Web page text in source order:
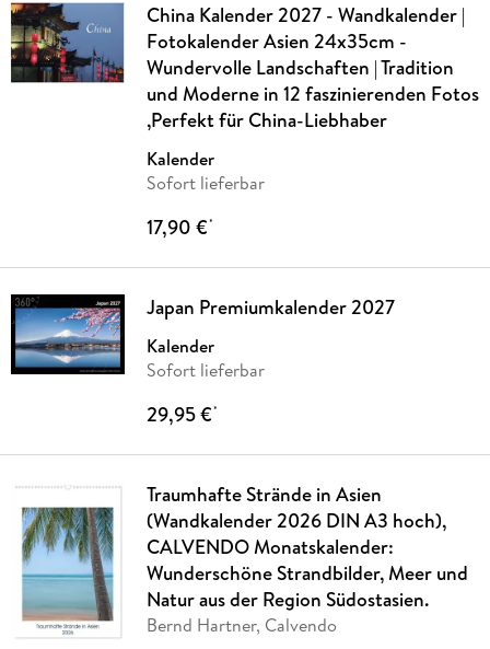
China Kalender 2027 - Wandkalender |
Fotokalender Asien 24x35cm -
Wundervolle Landschaften | Tradition
und Moderne in 12 faszinierenden Fotos
,Perfekt für China-Liebhaber
Kalender
Sofort lieferbar
17,90 €*
Japan Premiumkalender 2027
Kalender
Sofort lieferbar
29,95 €*
Traumhafte Strände in Asien
(Wandkalender 2026 DIN A3 hoch),
CALVENDO Monatskalender:
Wunderschöne Strandbilder, Meer und
Natur aus der Region Südostasien.
Bernd Hartner, Calvendo